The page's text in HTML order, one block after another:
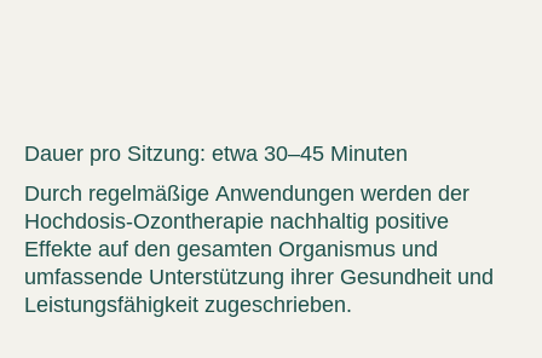
Dauer pro Sitzung: etwa 30–45 Minuten
Durch regelmäßige Anwendungen werden der
Hochdosis-Ozontherapie nachhaltig positive
Effekte auf den gesamten Organismus und
umfassende Unterstützung ihrer Gesundheit und
Leistungsfähigkeit zugeschrieben.